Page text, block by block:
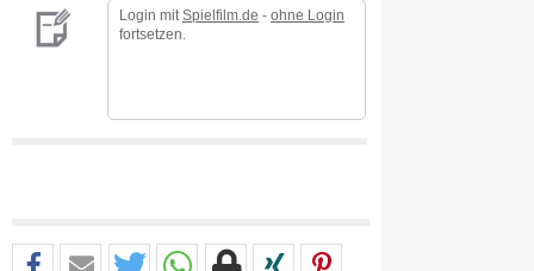
Login mit Spielfilm.de - ohne Login
fortsetzen.